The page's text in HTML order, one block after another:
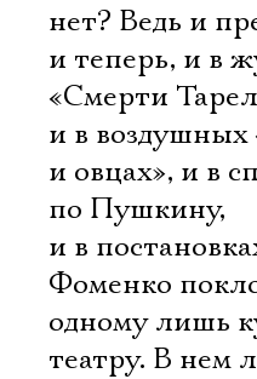
нет? Ведь и
и теперь, и в
«Смерти
и в воздушных
и овцах», и в
по Пушкину,
и в
Фоменко
одному лишь
театру. В нем